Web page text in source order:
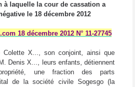
à laquelle la cour de cassation a
le 18 décembre 2012
18 décembre 2012 N° 11-27745
X..., son conjoint, ainsi que
Denis X..., leurs enfants, détiennent
une fraction des parts
de la société civile Sogesgo (la